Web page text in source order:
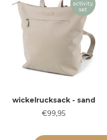
wickelrucksack - sand
Verkaufspreis
€99,95